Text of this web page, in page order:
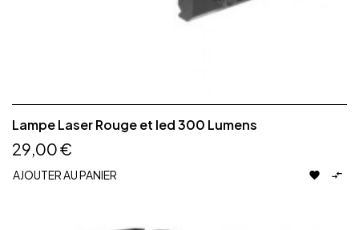
Lampe Laser Rouge et led 300 Lumens
29,00 €
AJOUTER AU PANIER  